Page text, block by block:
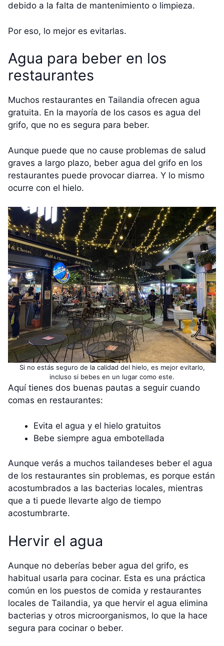
debido a la falta de mantenimiento o limpieza.
Por eso, lo mejor es evitarlas.
Agua para beber en los
restaurantes
Muchos restaurantes en Tailandia ofrecen agua
gratuita. En la mayoría de los casos es agua del
grifo, que no es segura para beber.
Aunque puede que no cause problemas de salud
graves a largo plazo, beber agua del grifo en los
restaurantes puede provocar diarrea. Y lo mismo
ocurre con el hielo.
Si no estás seguro de la calidad del hielo, es mejor evitarlo,
incluso si bebes en un lugar como este.
Aquí tienes dos buenas pautas a seguir cuando
comas en restaurantes:
Evita el agua y el hielo gratuitos
Bebe siempre agua embotellada
Aunque verás a muchos tailandeses beber el agua
de los restaurantes sin problemas, es porque están
acostumbrados a las bacterias locales, mientras
que a ti puede llevarte algo de tiempo
acostumbrarte.
Hervir el agua
Aunque no deberías beber agua del grifo, es
habitual usarla para cocinar. Esta es una práctica
común en los puestos de comida y restaurantes
locales de Tailandia, ya que hervir el agua elimina
bacterias y otros microorganismos, lo que la hace
segura para cocinar o beber.